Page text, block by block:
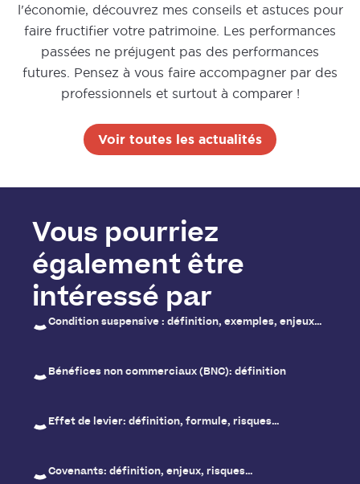
l'économie, découvrez mes conseils et astuces pour
faire fructifier votre patrimoine. Les performances
passées ne préjugent pas des performances
futures. Pensez à vous faire accompagner par des
professionnels et surtout à comparer !
Voir toutes les actualités
Vous pourriez
également être
intéressé par
Condition suspensive : définition, exemples, enjeux…
Bénéfices non commerciaux (BNC): définition
Effet de levier: définition, formule, risques…
Covenants: définition, enjeux, risques…